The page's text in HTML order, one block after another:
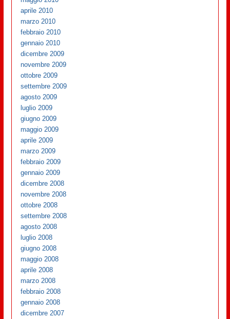
aprile 2010
marzo 2010
febbraio 2010
gennaio 2010
dicembre 2009
novembre 2009
ottobre 2009
settembre 2009
agosto 2009
luglio 2009
giugno 2009
maggio 2009
aprile 2009
marzo 2009
febbraio 2009
gennaio 2009
dicembre 2008
novembre 2008
ottobre 2008
settembre 2008
agosto 2008
luglio 2008
giugno 2008
maggio 2008
aprile 2008
marzo 2008
febbraio 2008
gennaio 2008
dicembre 2007